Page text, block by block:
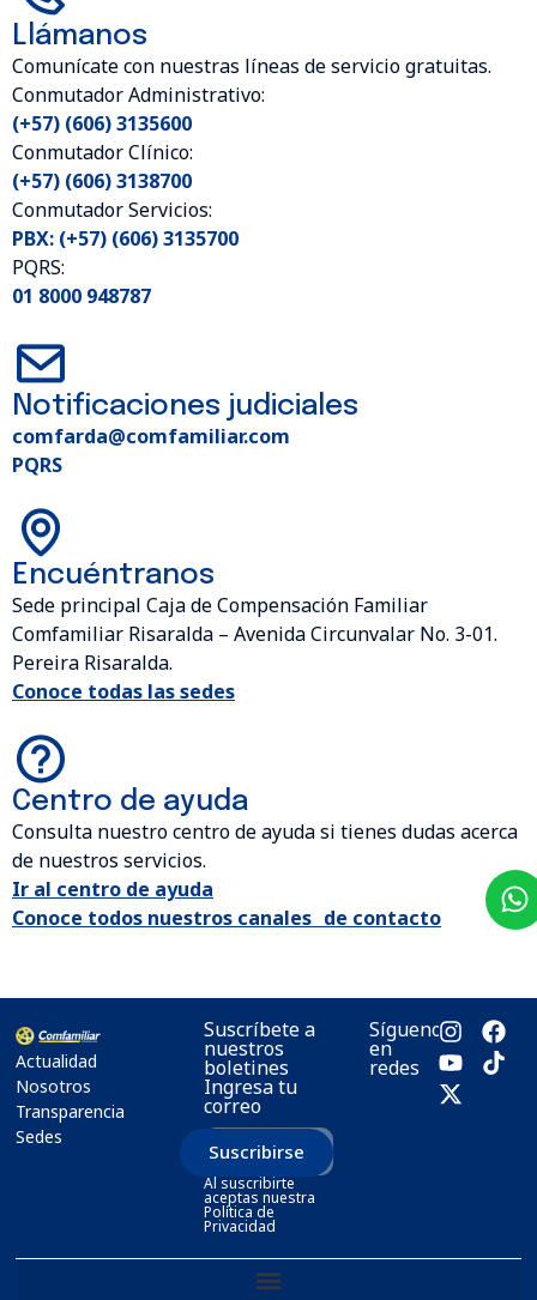
Llámanos
Comunícate con nuestras líneas de servicio gratuitas.
Conmutador Administrativo:
(+57) (606) 3135600
Conmutador Clínico:
(+57) (606) 3138700
Conmutador Servicios:
PBX: (+57) (606) 3135700
PQRS:
01 8000 948787
Notificaciones judiciales
comfarda@comfamiliar.com
PQRS
Encuéntranos
Sede principal Caja de Compensación Familiar
Comfamiliar Risaralda – Avenida Circunvalar No. 3-01.
Pereira Risaralda.
Conoce todas las sedes
Centro de ayuda
Consulta nuestro centro de ayuda si tienes dudas acerca
de nuestros servicios.
Ir al centro de ayuda
Conoce todos nuestros canales de contacto
Actualidad
Nosotros
Transparencia
Sedes
Suscríbete a
nuestros
boletines
Ingresa tu
correo
Suscribirse
Al suscribirte
aceptas nuestra
Política de
Privacidad
Síguenos
en
redes